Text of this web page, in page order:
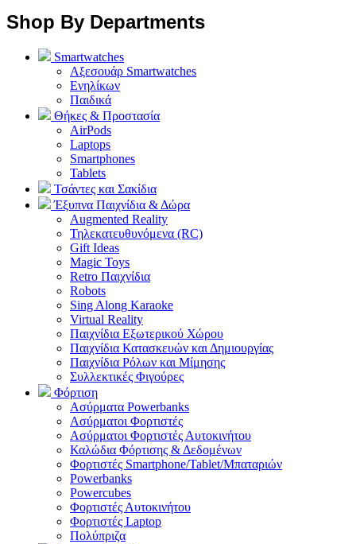
Shop By Departments
Smartwatches
Αξεσουάρ Smartwatches
Ενηλίκων
Παιδικά
Θήκες & Προστασία
AirPods
Laptops
Smartphones
Tablets
Τσάντες και Σακίδια
Έξυπνα Παιχνίδια & Δώρα
Augmented Reality
Τηλεκατευθυνόμενα (RC)
Gift Ideas
Magic Toys
Retro Παιχνίδια
Robots
Sing Along Karaoke
Virtual Reality
Παιχνίδια Εξωτερικού Χώρου
Παιχνίδια Κατασκευών και Δημιουργίας
Παιχνίδια Ρόλων και Μίμησης
Συλλεκτικές Φιγούρες
Φόρτιση
Ασύρματα Powerbanks
Aσύρματοι Φορτιστές
Ασύρματοι Φορτιστές Αυτοκινήτου
Καλώδια Φόρτισης & Δεδομένων
Φορτιστές Smartphone/Tablet/Μπαταριών
Powerbanks
Powercubes
Φορτιστές Αυτοκινήτου
Φορτιστές Laptop
Πολύπριζα